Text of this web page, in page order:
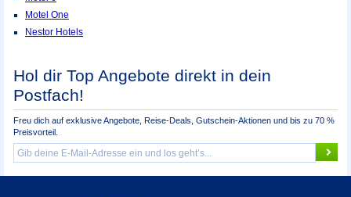
Motel One
Nestor Hotels
Hol dir Top Angebote direkt in dein
Postfach!
Freu dich auf exklusive Angebote, Reise-Deals, Gutschein-Aktionen und bis zu 70 %
Preisvorteil.